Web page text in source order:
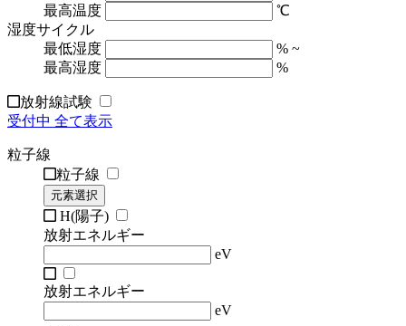
最高温度
℃
湿度サイクル
最低湿度
% ~
最高湿度
%
放射線試験
受付中 全て表示
粒子線
粒子線
元素選択
H(陽子)
放射エネルギー
eV
放射エネルギー
eV